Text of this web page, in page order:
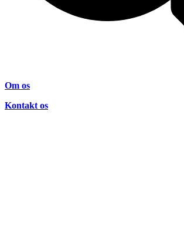
Om os
Kontakt os